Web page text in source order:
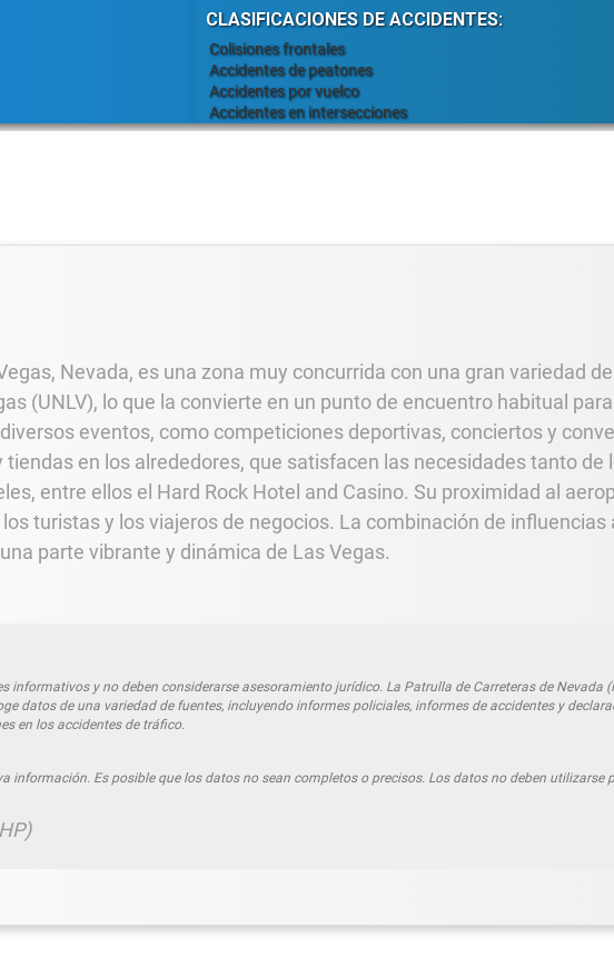
CLASIFICACIONES DE ACCIDENTES:
Colisiones frontales
Accidentes de peatones
Accidentes por vuelco
Accidentes en intersecciones
Nevada, es una zona muy concurrida con una gran variedad
(UNLV), lo que la convierte en un punto de encuentro habitual
eventos, como competiciones deportivas, conciertos y
en los alrededores, que satisfacen las necesidades tanto de
entre ellos el Hard Rock Hotel and Casino. Su proximidad al
turistas y los viajeros de negocios. La combinación de influencias
parte vibrante y dinámica de Las Vegas.
informativos y no deben considerarse asesoramiento jurídico. La Patrulla de Carreteras de Nevada
datos de una variedad de fuentes, incluyendo informes policiales, informes de accidentes y
en los accidentes de tráfico.
información. Es posible que los datos no sean completos o precisos. Los datos no deben utilizarse